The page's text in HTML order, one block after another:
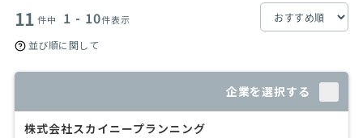
11 件中 1 - 10件表示
並び順に関して
企業を選択する
株式会社スカイニープランニング